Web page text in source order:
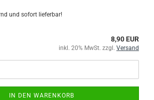
und sofort lieferbar!
8,90 EUR
inkl. 20% MwSt. zzgl. Versand
IN DEN WARENKORB